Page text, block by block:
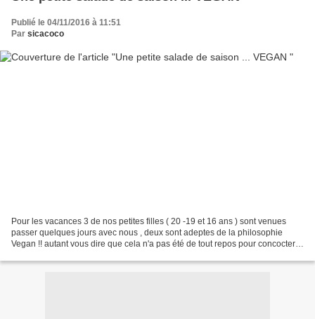
Publié le 04/11/2016 à 11:51
Par sicacoco
Pour les vacances 3 de nos petites filles ( 20 -19 et 16 ans ) sont venues
passer quelques jours avec nous , deux sont adeptes de la philosophie
Vegan !! autant vous dire que cela n'a pas été de tout repos pour concocter